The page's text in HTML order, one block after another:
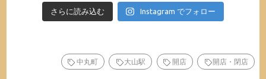
さらに読み込む Instagram でフォロー
中丸町 大山駅 開店 開店・閉店